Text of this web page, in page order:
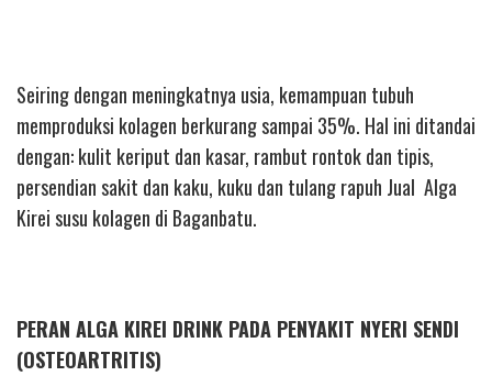
Seiring dengan meningkatnya usia, kemampuan tubuh
memproduksi kolagen berkurang sampai 35%. Hal ini ditandai
dengan: kulit keriput dan kasar, rambut rontok dan tipis,
persendian sakit dan kaku, kuku dan tulang rapuh Jual Alga
Kirei susu kolagen di Baganbatu.
PERAN ALGA KIREI DRINK PADA PENYAKIT NYERI SENDI
(OSTEOARTRITIS)